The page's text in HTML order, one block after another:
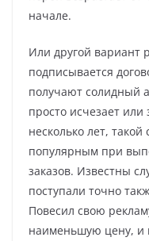
начале.
Или другой вариант
подписывается
получают солидный
просто исчезает
несколько лет,
популярным при
заказов. Известны
поступали точно
Повесил свою
наименьшую цену, и